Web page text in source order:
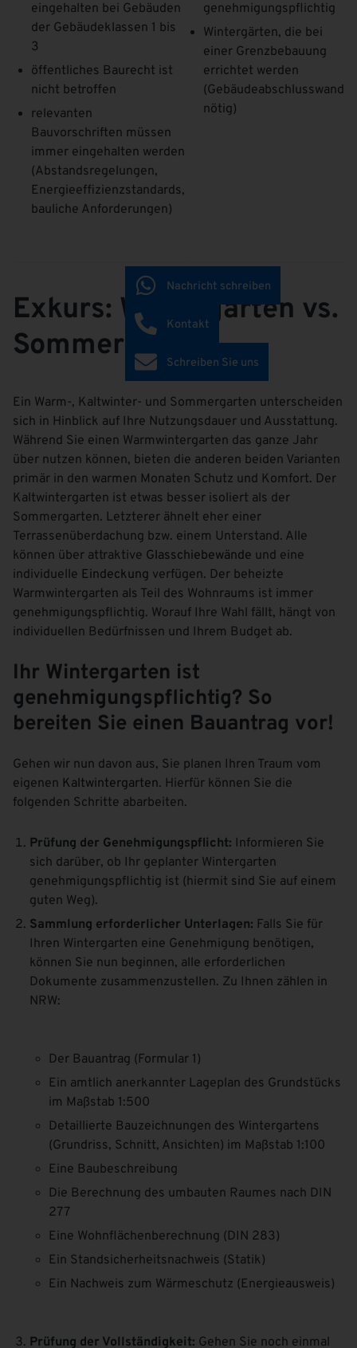
eingehalten bei Gebäuden
der Gebäudeklassen 1 bis
3
öffentliches Baurecht ist
nicht betroffen
relevanten
Bauvorschriften müssen
immer eingehalten werden
(Abstandsregelungen,
Energieeffizienzstandards,
bauliche Anforderungen)
genehmigungspflichtig
Wintergärten, die bei
einer Grenzbebauung
errichtet werden
(Gebäudeabschlusswand
nötig)
Exkurs: Wintergarten vs.
Sommergarten
Ein Warm-, Kaltwinter- und Sommergarten unterscheiden
sich in Hinblick auf Ihre Nutzungsdauer und Ausstattung.
Während Sie einen Warmwintergarten das ganze Jahr
über nutzen können, bieten die anderen beiden Varianten
primär in den warmen Monaten Schutz und Komfort. Der
Kaltwintergarten ist etwas besser isoliert als der
Sommergarten. Letzterer ähnelt eher einer
Terrassenüberdachung bzw. einem Unterstand. Alle
können über attraktive Glasschiebewände und eine
individuelle Eindeckung verfügen. Der beheizte
Warmwintergarten als Teil des Wohnraums ist immer
genehmigungspflichtig. Worauf Ihre Wahl fällt, hängt von
individuellen Bedürfnissen und Ihrem Budget ab.
Ihr Wintergarten ist
genehmigungspflichtig? So
bereiten Sie einen Bauantrag vor!
Gehen wir nun davon aus, Sie planen Ihren Traum vom
eigenen Kaltwintergarten. Hierfür können Sie die
folgenden Schritte abarbeiten.
Prüfung der Genehmigungspflicht: Informieren Sie
sich darüber, ob Ihr geplanter Wintergarten
genehmigungspflichtig ist (hiermit sind Sie auf einem
guten Weg).
Sammlung erforderlicher Unterlagen: Falls Sie für
Ihren Wintergarten eine Genehmigung benötigen,
können Sie nun beginnen, alle erforderlichen
Dokumente zusammenzustellen. Zu Ihnen zählen in
NRW:
Der Bauantrag (Formular 1)
Ein amtlich anerkannter Lageplan des Grundstücks
im Maßstab 1:500
Detaillierte Bauzeichnungen des Wintergartens
(Grundriss, Schnitt, Ansichten) im Maßstab 1:100
Eine Baubeschreibung
Die Berechnung des umbauten Raumes nach DIN
277
Eine Wohnflächenberechnung (DIN 283)
Ein Standsicherheitsnachweis (Statik)
Ein Nachweis zum Wärmeschutz (Energieausweis)
Prüfung der Vollständigkeit: Gehen Sie noch einmal
Nachricht schreiben
Kontakt
Schreiben Sie uns